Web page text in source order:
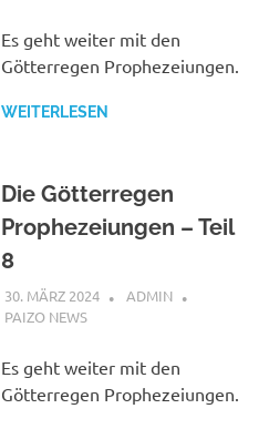
Es geht weiter mit den
Götterregen Prophezeiungen.
WEITERLESEN
Die Götterregen
Prophezeiungen – Teil
8
30. MÄRZ 2024
ADMIN
PAIZO NEWS
Es geht weiter mit den
Götterregen Prophezeiungen.